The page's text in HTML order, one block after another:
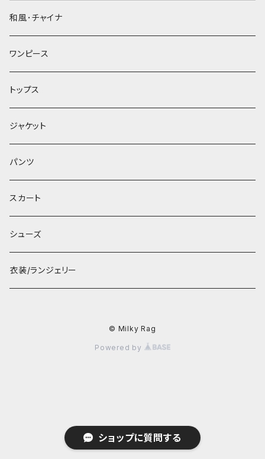
ショップに質問する
和風･チャイナ
ワンピース
トップス
ジャケット
パンツ
スカート
シューズ
衣装/ランジェリー
© Milky Rag
Powered by